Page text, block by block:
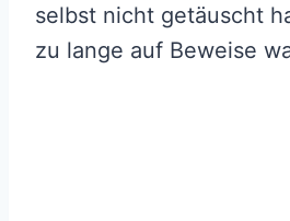
selbst nicht getäuscht
zu lange auf Beweise